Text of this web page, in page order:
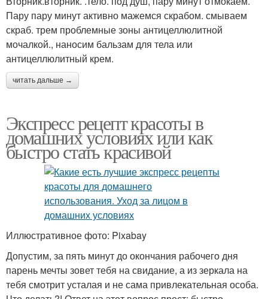
Пару пару минут активно мажемся скрабом. смываем
скраб. трем проблемные зоны антицеллюлитной
мочалкой., наносим бальзам для тела или
антицеллюлитный крем.
читать дальше →
Экспресс рецепт красоты в
домашних условиях или как
быстро стать красивой
Иллюстративное фото: Pixabay
Допустим, за пять минут до окончания рабочего дня
парень мечты зовет тебя на свидание, а из зеркала на
тебя смотрит усталая и не сама привлекательная особа.